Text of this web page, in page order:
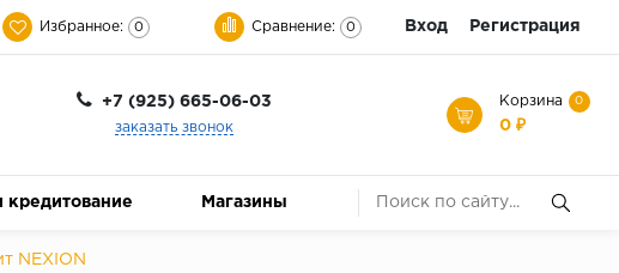
Избранное: 0 Сравнение: 0 Вход Регистрация
+7 (925) 665-06-03
заказать звонок
Корзина 0
0 ₽
кредитование Магазины
NEXION